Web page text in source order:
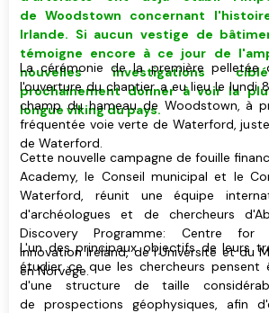
de Woodstown concernant
Irlande. Si aucun vestige de
témoigne encore à ce jour de
nouvelles investigations
prochainement donner à voir la
longue viking du pays.
La cérémonie de la première pelletée
l'ouverture du chantier a eu lieu le lundi
champ du hameau de Woodstown, à
fréquentée voie verte de Waterford, juste
de Waterford.
Cette nouvelle campagne de fouille
Academy, le Conseil municipal et le
Waterford, réunit une équipe
d'archéologues et de chercheurs
Discovery Programme: Centre for
Innovation Ireland, de l'Université et du
en Norvège.
L'un des principaux objectifs de leurs
étudier ce que les chercheurs pensent
d'une structure de taille
de prospections géophysiques, afin